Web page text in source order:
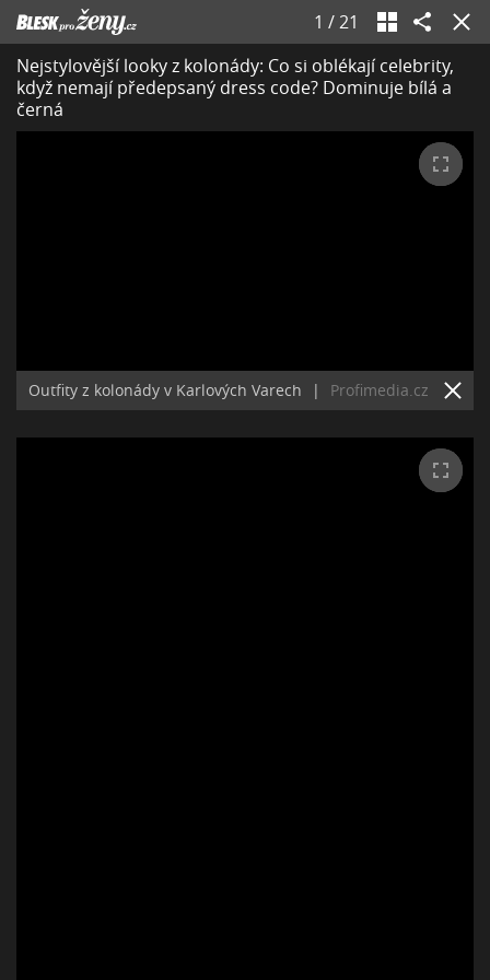
1 /21
Nejstylovější looky z kolonády: Co si oblékají celebrity,
když nemají předepsaný dress code? Dominuje bílá a
černá
Outfity z kolonády v Karlových Varech | Profimedia.cz